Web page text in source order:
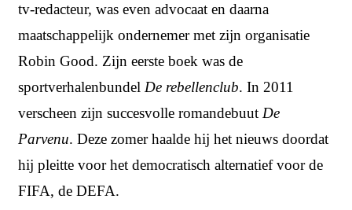
tv-redacteur, was even advocaat en daarna
maatschappelijk ondernemer met zijn organisatie
Robin Good. Zijn eerste boek was de
sportverhalenbundel De rebellenclub. In 2011
verscheen zijn succesvolle romandebuut De
Parvenu. Deze zomer haalde hij het nieuws doordat
hij pleitte voor het democratisch alternatief voor de
FIFA, de DEFA.